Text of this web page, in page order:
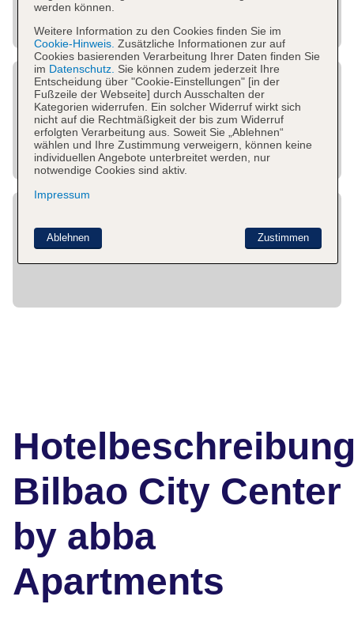
Bilbao City Center
by abba
Apartments
werden können.
Weitere Information zu den Cookies finden Sie im
Cookie-Hinweis. Zusätzliche Informationen zur auf
Cookies basierenden Verarbeitung Ihrer Daten finden Sie
im Datenschutz. Sie können zudem jederzeit Ihre
Entscheidung über "Cookie-Einstellungen" [in der
Fußzeile der Webseite] durch Ausschalten der
Kategorien widerrufen. Ein solcher Widerruf wirkt sich
nicht auf die Rechtmäßigkeit der bis zum Widerruf
erfolgten Verarbeitung aus. Soweit Sie „Ablehnen“
wählen und Ihre Zustimmung verweigern, können keine
individuellen Angebote unterbreitet werden, nur
notwendige Cookies sind aktiv.
Impressum
Zustimmen
Ablehnen